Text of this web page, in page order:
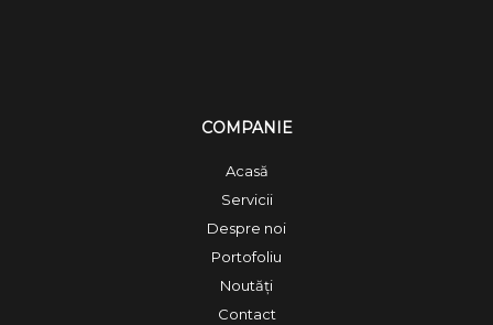
COMPANIE
Acasă
Servicii
Despre noi
Portofoliu
Noutăți
Contact